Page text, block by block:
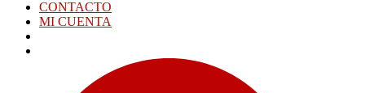
CONTACTO
MI CUENTA